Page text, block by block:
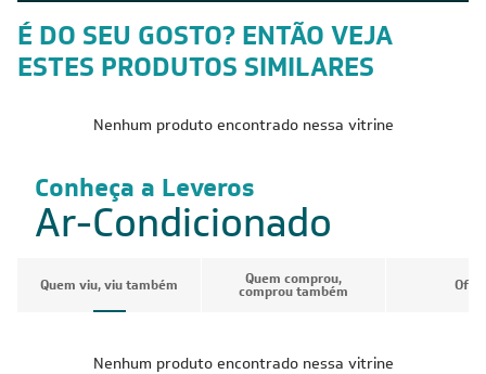
É DO SEU GOSTO? ENTÃO VEJA
ESTES PRODUTOS SIMILARES
Nenhum produto encontrado nessa vitrine
Conheça a Leveros
Ar-Condicionado
Quem viu, viu também Quem comprou,
comprou também
Nenhum produto encontrado nessa vitrine